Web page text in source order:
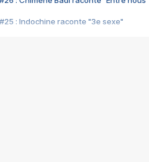
#25 : Indochine raconte "3e sexe"